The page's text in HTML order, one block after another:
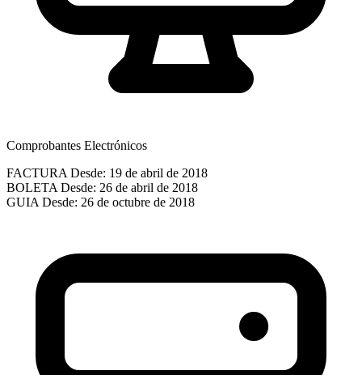
Comprobantes Electrónicos
FACTURA Desde: 19 de abril de 2018
BOLETA Desde: 26 de abril de 2018
GUIA Desde: 26 de octubre de 2018